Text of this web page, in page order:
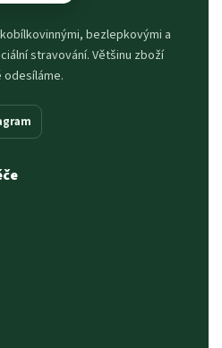
bezlepkovými a
stravování. Většinu zboží
odesíláme.